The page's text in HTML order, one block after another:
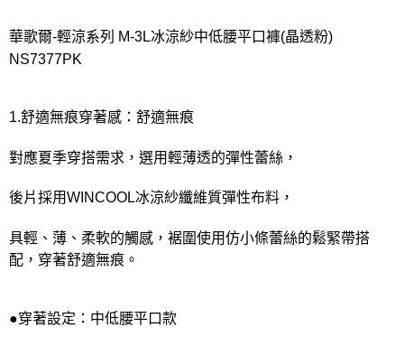
每筆NT$80，滿NT$1,000(含以上)免運費
華歌爾-輕涼系列 M-3L冰涼紗中低腰平口褲(晶透粉)
NS7377PK
1.舒適無痕穿著感：舒適無痕
對應夏季穿搭需求，選用輕薄透的彈性蕾絲，
後片採用WINCOOL冰涼紗纖維質彈性布料，
具輕、薄、柔軟的觸感，裾圍使用仿小條蕾絲的鬆緊帶搭
配，穿著舒適無痕。
●穿著設定：中低腰平口款